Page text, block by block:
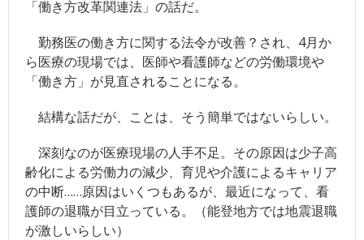
その他
- 毎日新聞
- サンデー毎日
- 「ここだけの話」バックナンバー
- 「旧_編集長ヘッドライン日記」 バックナンバー
- ツイッター
「働き方改革関連法」の話だ。
勤務医の働き方に関する法令が改善？され、4月か
ら医療の現場では、医師や看護師などの労働環境や
「働き方」が見直されることになる。
結構な話だが、ことは、そう簡単ではないらしい。
深刻なのが医療現場の人手不足。その原因は少子高
齢化による労働力の減少、育児や介護によるキャリア
の中断……原因はいくつもあるが、最近になって、看
護師の退職が目立っている。（能登地方では地震退職
が激しいらしい）